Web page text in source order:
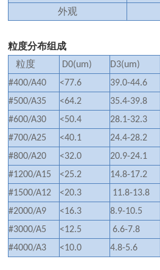
外观
粒度分布组成
粒度
D0(um) D3(um)
#400/A40
<77.6 39.0-44.6
#500/A35
<64.2 35.4-39.8
#600/A30
<50.4 28.1-32.3
#700/A25
<40.1 24.4-28.2
#800/A20
<32.0 20.9-24.1
#1200/A15
<25.2 14.8-17.2
#1500/A12
<20.3 11.8-13.8
#2000/A9
<16.3 8.9-10.5
#3000/A5
<12.5 6.6-7.8
#4000/A3
<10.0 4.8-5.6